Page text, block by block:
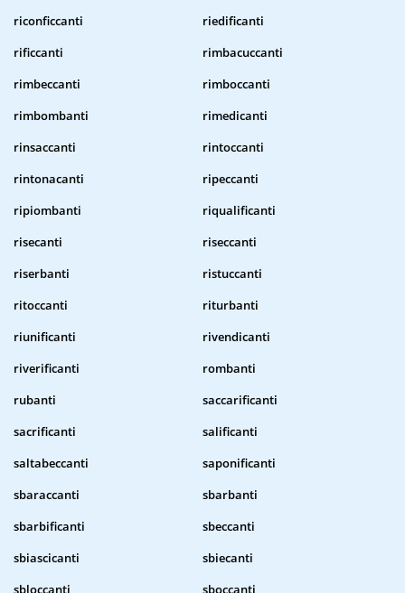
riconficcanti
riedificanti
rificcanti
rimbacuccanti
rimbeccanti
rimboccanti
rimbombanti
rimedicanti
rinsaccanti
rintoccanti
rintonacanti
ripeccanti
ripiombanti
riqualificanti
risecanti
riseccanti
riserbanti
ristuccanti
ritoccanti
riturbanti
riunificanti
rivendicanti
riverificanti
rombanti
rubanti
saccarificanti
sacrificanti
salificanti
saltabeccanti
saponificanti
sbaraccanti
sbarbanti
sbarbificanti
sbeccanti
sbiascicanti
sbiecanti
sbloccanti
sboccanti